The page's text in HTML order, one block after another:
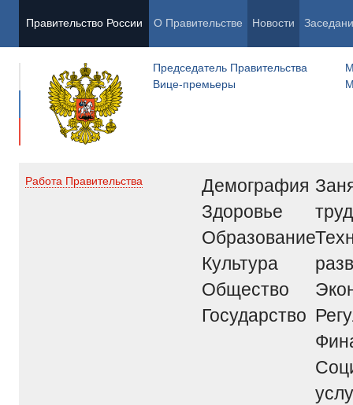
Правительство России О Правительстве Новости
Председатель Правительства
Вице-премьеры
Работа Правительства
Демография
Здоровье
Образование
Культура
Общество
Государство
труд